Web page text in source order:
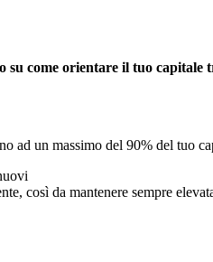
come orientare il tuo capitale
ad un massimo del 90% del tuo
così da mantenere sempre